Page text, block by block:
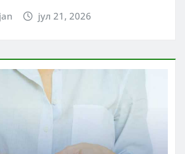
јул 21, 2026